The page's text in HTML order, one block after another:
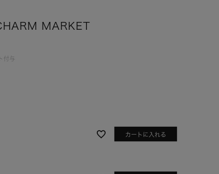
MARKET
付与
カートに入れる